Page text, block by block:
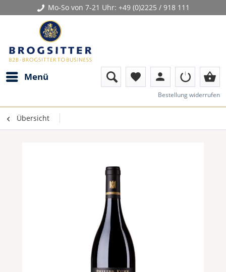
Mo-So von 7-21 Uhr: +49 (0)2225 / 918 111
Menü favorite person shopping_basket
Bestellung widerrufen
Übersicht